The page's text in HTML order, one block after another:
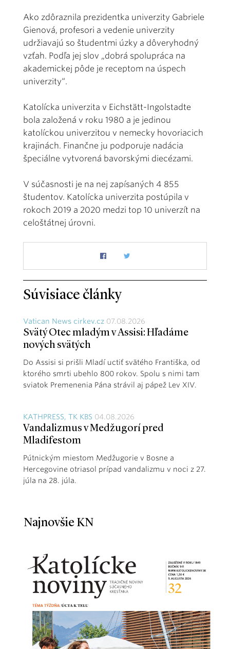
Ako zdôraznila prezidentka univerzity Gabriele
Gienová, profesori a vedenie univerzity
udržiavajú so študentmi úzky a dôveryhodný
vzťah. Podľa jej slov „dobrá spolupráca na
akademickej pôde je receptom na úspech
univerzity“.
Katolícka univerzita v Eichstätt-Ingolstadte
bola založená v roku 1980 a je jedinou
katolíckou univerzitou v nemecky hovoriacich
krajinách. Finančne ju podporuje nadácia
špeciálne vytvorená bavorskými diecézami.
V súčasnosti je na nej zapísaných 4 855
študentov. Katolícka univerzita postúpila v
rokoch 2019 a 2020 medzi top 10 univerzít na
celoštátnej úrovni.
Súvisiace články
Vatican News cirkev.cz 07.08.2026
Svätý Otec mladým v Assisi: Hľadáme
nových svätých
Do Assisi si prišli Mladí uctiť svätého Františka, od
ktorého smrti ubehlo 800 rokov. Spolu s nimi tam
sviatok Premenenia Pána strávil aj pápež Lev XIV.
KATHPRESS, TK KBS 04.08.2026
Vandalizmus v Medžugorí pred
Mladifestom
Pútnickým miestom Medžugorie v Bosne a
Hercegovine otriasol prípad vandalizmu v noci z 27.
júla na 28. júla.
Najnovšie KN